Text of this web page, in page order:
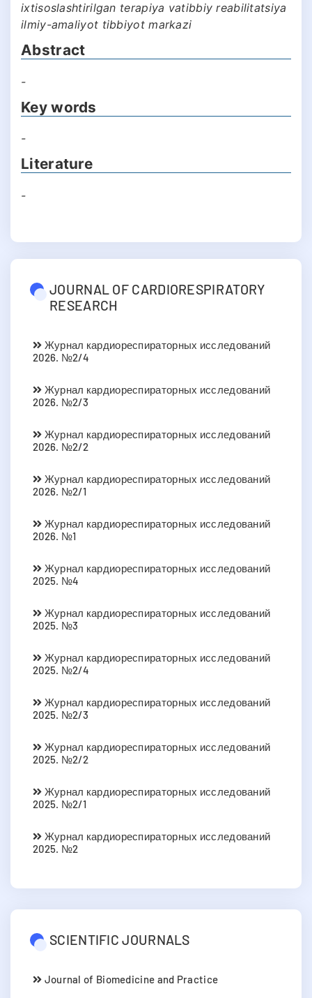
ixtisoslashtirilgan terapiya vatibbiy reabilitatsiya
ilmiy-amaliyot tibbiyot markazi
Abstract
-
Key words
-
Literature
-
JOURNAL OF CARDIORESPIRATORY
RESEARCH
Журнал кардиореспираторных исследований
2026. №2/4
Журнал кардиореспираторных исследований
2026. №2/3
Журнал кардиореспираторных исследований
2026. №2/2
Журнал кардиореспираторных исследований
2026. №2/1
Журнал кардиореспираторных исследований
2026. №1
Журнал кардиореспираторных исследований
2025. №4
Журнал кардиореспираторных исследований
2025. №3
Журнал кардиореспираторных исследований
2025. №2/4
Журнал кардиореспираторных исследований
2025. №2/3
Журнал кардиореспираторных исследований
2025. №2/2
Журнал кардиореспираторных исследований
2025. №2/1
Журнал кардиореспираторных исследований
2025. №2
SCIENTIFIC JOURNALS
Journal of Biomedicine and Practice